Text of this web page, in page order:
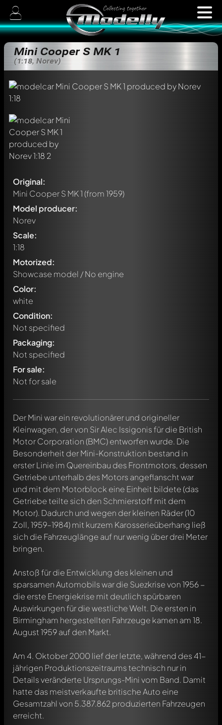
Mini Cooper S MK 1
(1:18, Norev)
Original:
Mini Cooper S MK 1(from 1959)
Model producer:
Norev
Scale:
1:18
Motorized:
Showcase model / No engine
Color:
white
Condition:
Not specified
Packaging:
Not specified
For sale:
Not for sale
Der Mini war ein revolutionärer und origineller
Kleinwagen, der von Sir Alec Issigonis für die British
Motor Corporation (BMC) entworfen wurde. Die
Besonderheit der Mini-Konstruktion bestand in
erster Linie im Quereinbau des Frontmotors, dessen
Getriebe unterhalb des Motors angeflanscht war
und mit dem Motorblock eine Einheit bildete (das
Getriebe teilte sich den Schmierstoff mit dem
Motor). Dadurch und wegen der kleinen Räder (10
Zoll, 1959–1984) mit kurzem Karosserieüberhang ließ
sich die Fahrzeuglänge auf nur wenig über drei Meter
bringen.
Anstoß für die Entwicklung des kleinen und
sparsamen Automobils war die Suezkrise von 1956 −
die erste Energiekrise mit deutlich spürbaren
Auswirkungen für die westliche Welt. Die ersten in
Birmingham hergestellten Fahrzeuge kamen am 18.
August 1959 auf den Markt.
Am 4. Oktober 2000 lief der letzte, während des 41-
jährigen Produktionszeitraums technisch nur in
Details veränderte Ursprungs-Mini vom Band. Damit
hatte das meistverkaufte britische Auto eine
Gesamtzahl von 5.387.862 produzierten Fahrzeugen
erreicht.